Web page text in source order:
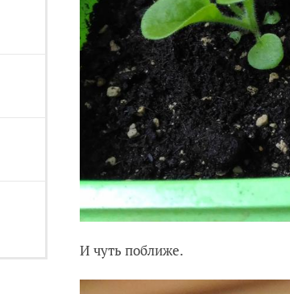
И чуть поближе.